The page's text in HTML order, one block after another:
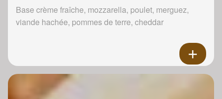
Base crème fraîche, mozzarella, poulet, merguez,
viande hachée, pommes de terre, cheddar